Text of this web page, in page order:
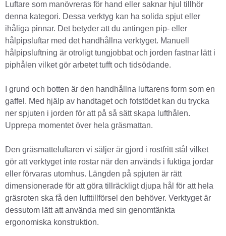
Luftare som manövreras för hand eller saknar hjul tillhör
denna kategori. Dessa verktyg kan ha solida spjut eller
ihåliga pinnar. Det betyder att du antingen pip- eller
hålpipsluftar med det handhållna verktyget. Manuell
hålpipsluftning är otroligt tungjobbat och jorden fastnar lätt i
piphålen vilket gör arbetet tufft och tidsödande.
I grund och botten är den handhållna luftarens form som en
gaffel. Med hjälp av handtaget och fotstödet kan du trycka
ner spjuten i jorden för att på så sätt skapa lufthålen.
Upprepa momentet över hela gräsmattan.
Den gräsmatteluftaren vi säljer är gjord i rostfritt stål vilket
gör att verktyget inte rostar när den används i fuktiga jordar
eller förvaras utomhus. Längden på spjuten är rätt
dimensionerade för att göra tillräckligt djupa hål för att hela
gräsroten ska få den lufttillförsel den behöver. Verktyget är
dessutom lätt att använda med sin genomtänkta
ergonomiska konstruktion.